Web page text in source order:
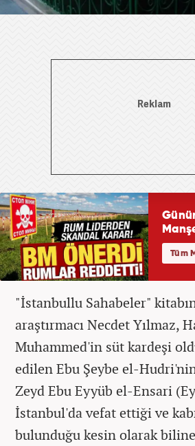
"İstanbullu Sahabeler"
araştırmacı Necdet Yılmaz,
Muhammed'in süt kardeşi
edilen Ebu Şeybe el-
Zeyd Ebu Eyyüb el-Ensari
İstanbul'da vefat ettiği ve
bulunduğu kesin olarak